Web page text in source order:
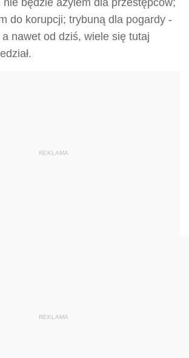
nie będzie azylem dla przestępców;
do korupcji; trybuną dla pogardy -
a nawet od dziś, wiele się tutaj
REKLAMA
REKLAMA